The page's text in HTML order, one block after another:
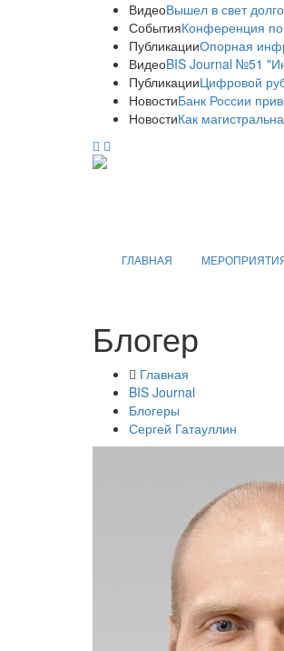
ВидеоВышел в свет
СобытияКонференция по
ПубликацииОпорная
ВидеоBIS Journal №51
ПубликацииЦифровой
НовостиБанк России
НовостиКак
ГЛАВНАЯ
Блогер
Главная
BIS Journal
Блогеры
Сергей Гатауллин